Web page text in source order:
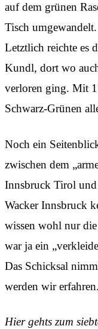
auf dem grünen
Tisch umgewandelt.
Letztlich reichte es
Kundl, dort wo
verloren ging. Mit
Schwarz-Grünen
Noch ein
zwischen dem
Innsbruck Tirol
Wacker Innsbruck
wissen wohl nur
war ja ein
Das Schicksal
werden wir erfahren.
Hier gehts zum